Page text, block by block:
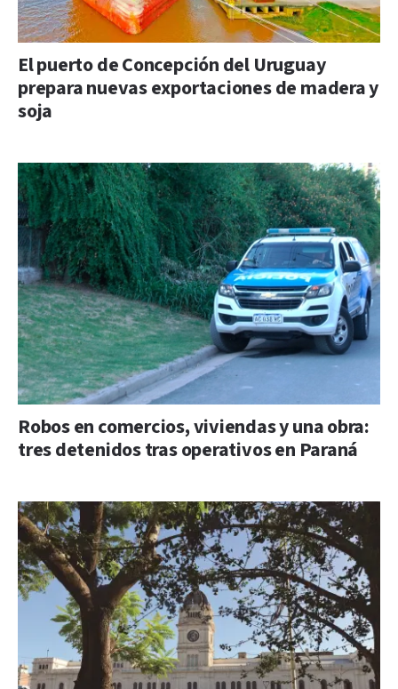
El puerto de Concepción del Uruguay
prepara nuevas exportaciones de madera y
soja
Robos en comercios, viviendas y una obra:
tres detenidos tras operativos en Paraná